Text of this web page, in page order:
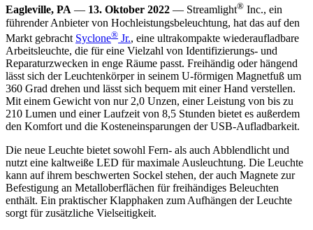
Eagleville, PA — 13. Oktober 2022 — Streamlight® Inc., ein
führender Anbieter von Hochleistungsbeleuchtung, hat das auf den
Markt gebracht Syclone® Jr., eine ultrakompakte wiederaufladbare
Arbeitsleuchte, die für eine Vielzahl von Identifizierungs- und
Reparaturzwecken in enge Räume passt. Freihändig oder hängend
lässt sich der Leuchtenkörper in seinem U-förmigen Magnetfuß um
360 Grad drehen und lässt sich bequem mit einer Hand verstellen.
Mit einem Gewicht von nur 2,0 Unzen, einer Leistung von bis zu
210 Lumen und einer Laufzeit von 8,5 Stunden bietet es außerdem
den Komfort und die Kosteneinsparungen der USB-Aufladbarkeit.
Die neue Leuchte bietet sowohl Fern- als auch Abblendlicht und
nutzt eine kaltweiße LED für maximale Ausleuchtung. Die Leuchte
kann auf ihrem beschwerten Sockel stehen, der auch Magnete zur
Befestigung an Metalloberflächen für freihändiges Beleuchten
enthält. Ein praktischer Klapphaken zum Aufhängen der Leuchte
sorgt für zusätzliche Vielseitigkeit.